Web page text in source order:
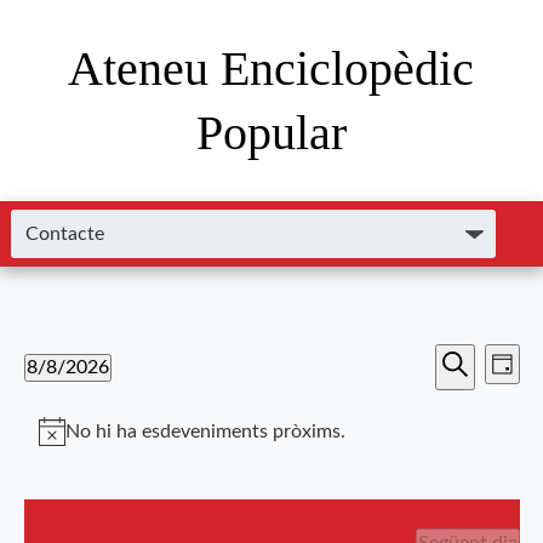
Ateneu Enciclopèdic
Popular
cerca
Cerca de
Dia
8/8/2026
una
data.
No hi ha esdeveniments pròxims.